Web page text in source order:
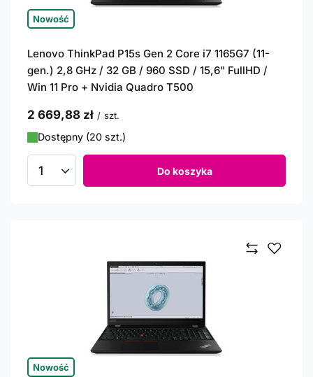
Nowość
Lenovo ThinkPad P15s Gen 2 Core i7 1165G7 (11-
gen.) 2,8 GHz / 32 GB / 960 SSD / 15,6" FullHD /
Win 11 Pro + Nvidia Quadro T500
2 669,88 zł / szt.
Dostępny (20 szt.)
Ilość produktów Do koszyka
Nowość